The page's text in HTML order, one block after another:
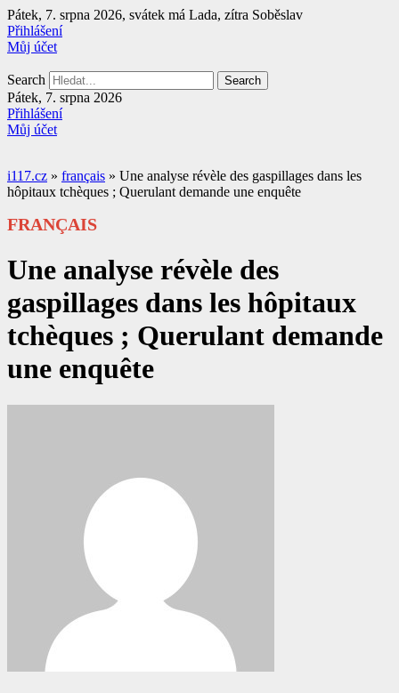
Přejít
k
obsahu
Pátek, 7. srpna 2026, svátek má Lada, zítra Soběslav
Přihlášení
Můj účet
Search Search
Pátek, 7. srpna 2026
Přihlášení
Můj účet
i117.cz » français » Une analyse révèle des gaspillages dans les
hôpitaux tchèques ; Querulant demande une enquête
FRANÇAIS
Une analyse révèle des
gaspillages dans les hôpitaux
tchèques ; Querulant demande
une enquête